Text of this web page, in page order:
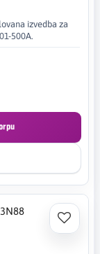
izvedba za
500A.